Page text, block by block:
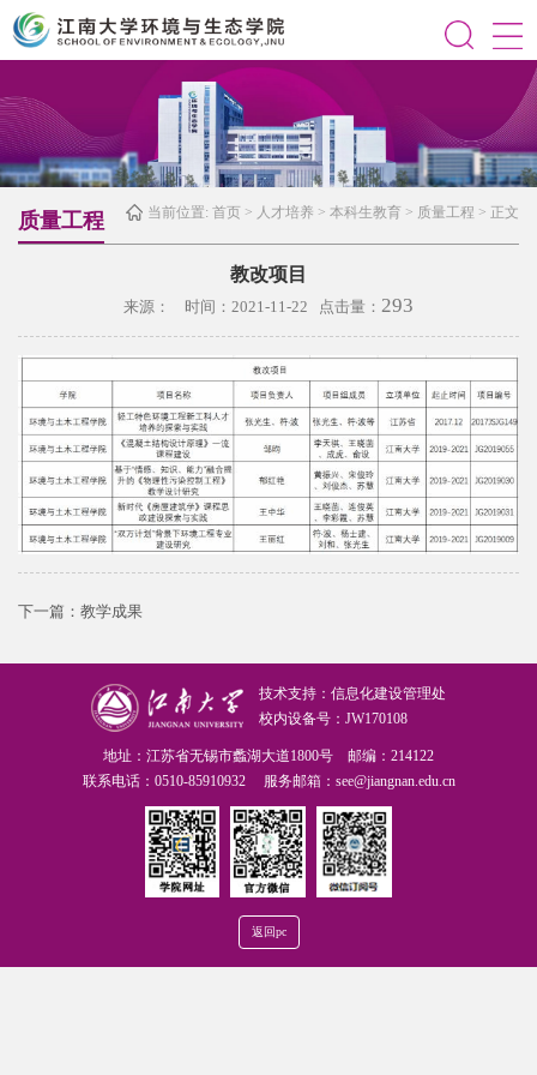
当前位置: 首页 > 人才培养 > 本科生教育 > 质量工程 > 正文
质量工程
教改项目
来源： 时间：2021-11-22 点击量： 293
下一篇： 教学成果
技术支持：信息化建设管理处
校内设备号：JW170108
地址：江苏省无锡市蠡湖大道1800号 邮编：214122
联系电话：0510-85910932 服务邮箱：see@jiangnan.edu.cn
返回pc